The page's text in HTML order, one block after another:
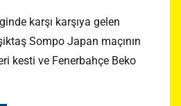
karşı karşıya gelen
Sompo Japan maçının
kesti ve Fenerbahçe Beko